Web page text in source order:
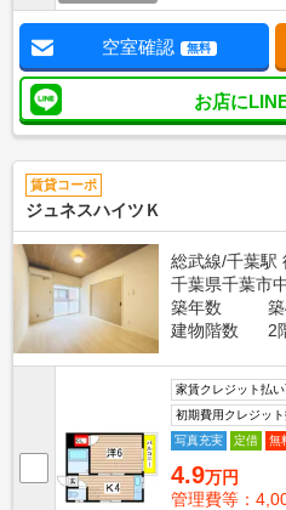
空室確認 無料
お店に
賃貸コーポ
ジュネスハイツＫ
総武線/千葉駅
千葉県千葉市
築年数
建物階数
2
家賃クレジット払
初期費用クレジッ
写真充実
定借 無
4.9万円
管理費等：